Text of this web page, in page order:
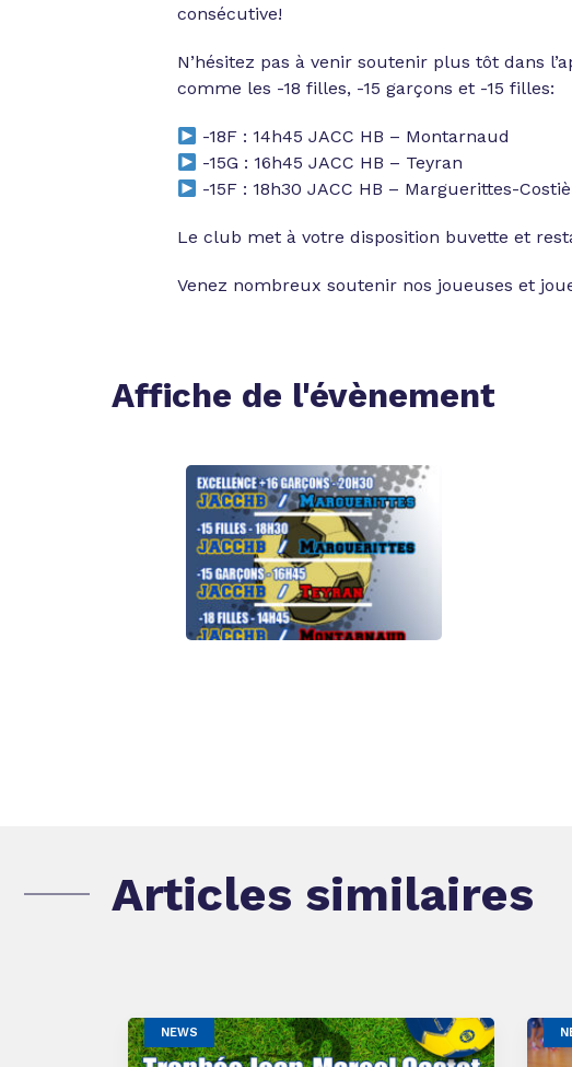
consécutive!
N’hésitez pas à venir soutenir plus tôt dans
comme les -18 filles, -15 garçons et -15 filles:
-18F : 14h45 JACC HB – Montarnaud
-15G : 16h45 JACC HB – Teyran
-15F : 18h30 JACC HB – Marguerittes-
Le club met à votre disposition buvette et
Venez nombreux soutenir nos joueuses et
Affiche de l'évènement
Articles similaires
NEWS